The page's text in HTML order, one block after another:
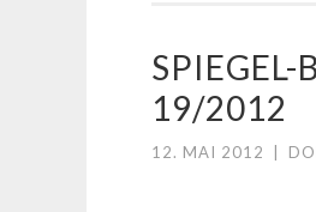
SPIEGEL-
19/2012
12. MAI 2012